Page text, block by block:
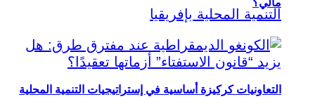
التعاونيات كركيزة أساسية في إستراتيجيات التنمية المحلية
مالي؟